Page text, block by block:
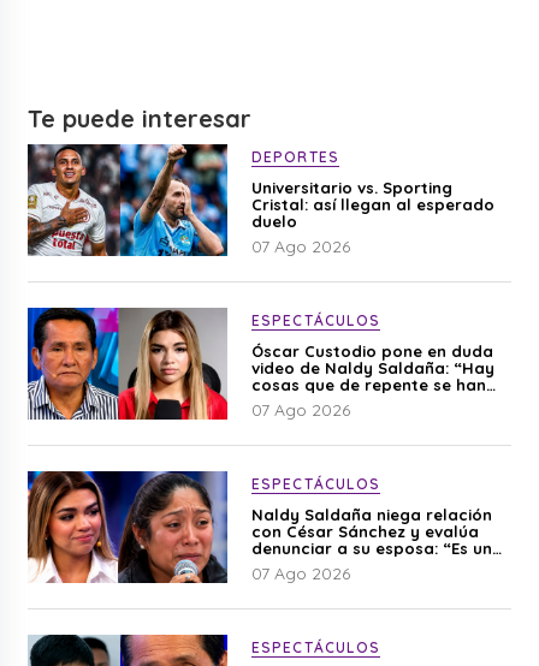
Te puede interesar
DEPORTES
Universitario vs. Sporting
Cristal: así llegan al esperado
duelo
07 Ago 2026
ESPECTÁCULOS
Óscar Custodio pone en duda
video de Naldy Saldaña: “Hay
cosas que de repente se han
editado”
07 Ago 2026
ESPECTÁCULOS
Naldy Saldaña niega relación
con César Sánchez y evalúa
denunciar a su esposa: “Es una
difamación”
07 Ago 2026
ESPECTÁCULOS